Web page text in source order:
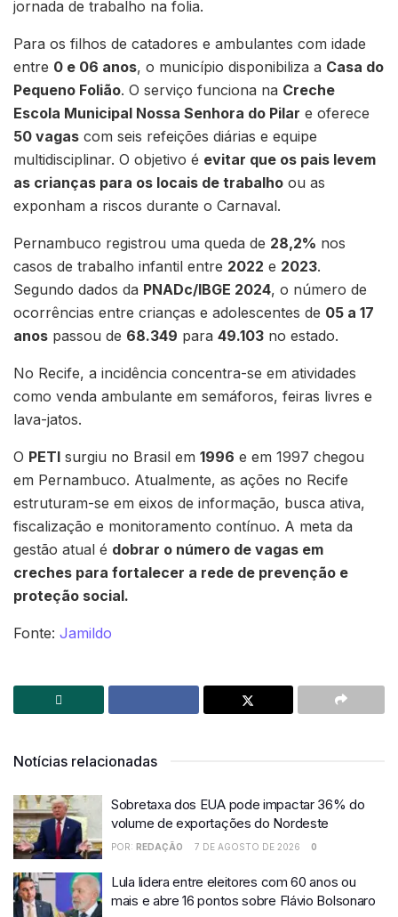
jornada de trabalho na folia.
Para os filhos de catadores e ambulantes com idade
entre 0 e 06 anos, o município disponibiliza a Casa do
Pequeno Folião. O serviço funciona na Creche
Escola Municipal Nossa Senhora do Pilar e oferece
50 vagas com seis refeições diárias e equipe
multidisciplinar. O objetivo é evitar que os pais levem
as crianças para os locais de trabalho ou as
exponham a riscos durante o Carnaval.
Pernambuco registrou uma queda de 28,2% nos
casos de trabalho infantil entre 2022 e 2023.
Segundo dados da PNADc/IBGE 2024, o número de
ocorrências entre crianças e adolescentes de 05 a 17
anos passou de 68.349 para 49.103 no estado.
No Recife, a incidência concentra-se em atividades
como venda ambulante em semáforos, feiras livres e
lava-jatos.
O PETI surgiu no Brasil em 1996 e em 1997 chegou
em Pernambuco. Atualmente, as ações no Recife
estruturam-se em eixos de informação, busca ativa,
fiscalização e monitoramento contínuo. A meta da
gestão atual é dobrar o número de vagas em
creches para fortalecer a rede de prevenção e
proteção social.
Fonte: Jamildo
Notícias relacionadas
Sobretaxa dos EUA pode impactar 36% do
volume de exportações do Nordeste
POR: REDAÇÃO 7 DE AGOSTO DE 2026 0
Lula lidera entre eleitores com 60 anos ou
mais e abre 16 pontos sobre Flávio Bolsonaro